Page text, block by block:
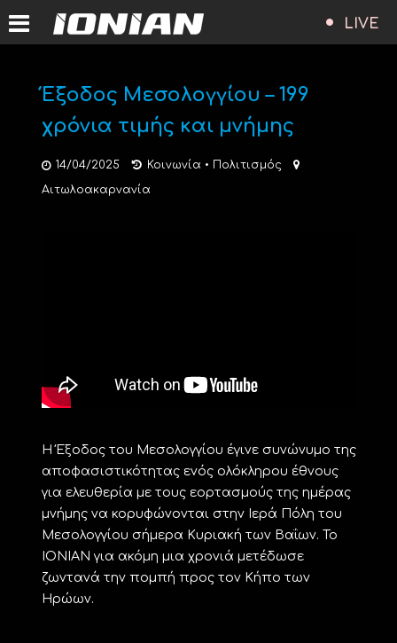
LIVE
Έξοδος Μεσολογγίου – 199
χρόνια τιμής και μνήμης
14/04/2025 Κοινωνία • Πολιτισμός
Αιτωλοακαρνανία
Η Έξοδος του Μεσολογγίου έγινε συνώνυμο της
αποφασιστικότητας ενός ολόκληρου έθνους
για ελευθερία με τους εορτασμούς της ημέρας
μνήμης να κορυφώνονται στην Ιερά Πόλη του
Μεσολογγίου σήμερα Κυριακή των Βαΐων. Το
ΙΟΝΙΑΝ για ακόμη μια χρονιά μετέδωσε
ζωντανά την πομπή προς τον Κήπο των
Ηρώων.